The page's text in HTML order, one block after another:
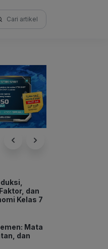
dan
Kelas 7
Mata
dan